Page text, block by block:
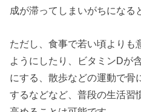
成が滞ってしまいがちになる
ただし、食事で若い頃よりも
ようにしたり、ビタミンDが
にする、散歩などの運動で骨
するなどなど、普段の生活習